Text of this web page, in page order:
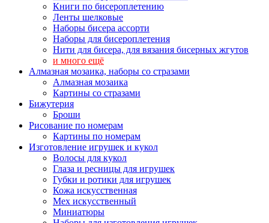
Книги по бисероплетению
Ленты шелковые
Наборы бисера ассорти
Наборы для бисероплетения
Нити для бисера, для вязания бисерных жгутов
и много ещё
Алмазная мозаика, наборы со стразами
Алмазная мозаика
Картины co стразами
Бижутерия
Броши
Рисование по номерам
Картины по номерам
Изготовление игрушек и кукол
Волосы для кукол
Глаза и ресницы для игрушек
Губки и ротики для игрушек
Кожа искусственная
Мех искусственный
Миниатюры